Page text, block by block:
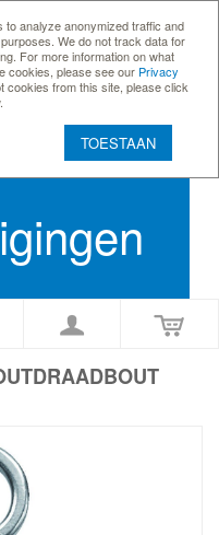
analyze anonymized traffic and
We do not track data for
For more information on what
cookies, please see our Privacy
cookies from this site, please click
TOESTAAN